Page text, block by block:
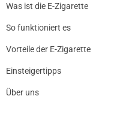
Was ist die E-Zigarette
So funktioniert es
Vorteile der E-Zigarette
Einsteigertipps
Über uns